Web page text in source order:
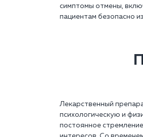
симптомы отмены,
пациентам безопасно
Лекарственный
психологическую и
постоянное